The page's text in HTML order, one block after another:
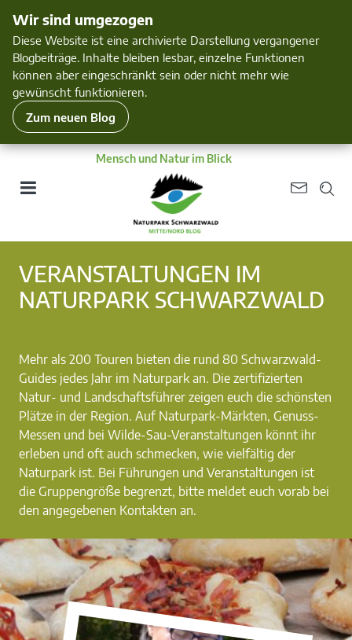
Wir sind umgezogen
Diese Website ist eine archivierte Darstellung vergangener
Blogbeiträge. Inhalte bleiben lesbar, einzelne Funktionen
können aber eingeschränkt sein oder nicht mehr wie
gewünscht funktionieren.
Zum neuen Blog
Mensch und Natur im Blick
VERANSTALTUNGEN IM
NATURPARK SCHWARZWALD
Mehr als 200 Touren bieten die rund 80 Schwarzwald-
Guides jedes Jahr im Naturpark an. Die zertifizierten
Natur- und Landschaftsführer zeigen euch die schönsten
Plätze in der Region. Auf Naturpark-Märkten, Genuss-
Messen und bei Wilde-Sau-Veranstaltungen könnt ihr
erleben und oft auch schmecken, wie vielfältig der
Naturpark ist. Bei Führungen und Veranstaltungen ist
die Gruppengröße begrenzt, bitte meldet euch vorab bei
den angegebenen Kontakten an.